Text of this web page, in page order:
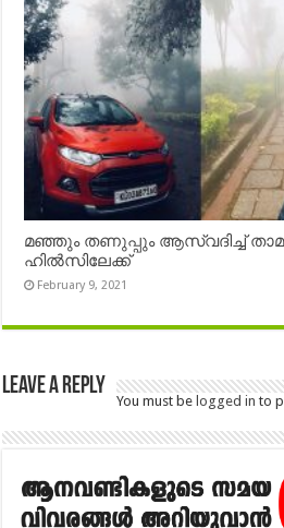
മഞ്ഞും തണുപ്പും ആസ്വദിച്ച്
ഹിൽസിലേക്ക്
February 9, 2021
Leave a Reply
You must belogged in to